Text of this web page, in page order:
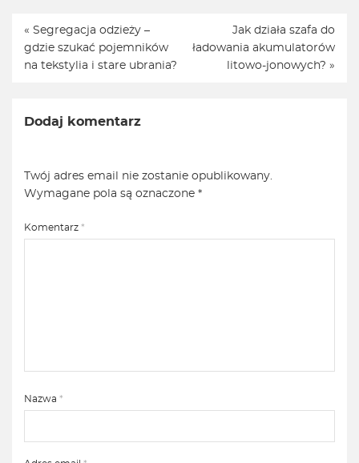
« Segregacja odzieży –
gdzie szukać pojemników
na tekstylia i stare ubrania?
Jak działa szafa do
ładowania akumulatorów
litowo-jonowych? »
Dodaj komentarz
Twój adres email nie zostanie opublikowany.
Wymagane pola są oznaczone *
Komentarz *
Nazwa *